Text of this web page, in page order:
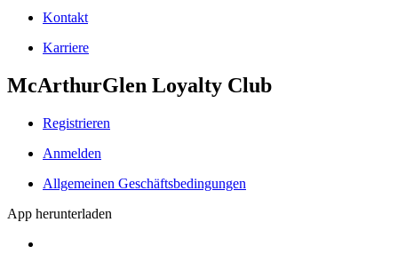
Kontakt
Karriere
McArthurGlen Loyalty Club
Registrieren
Anmelden
Allgemeinen Geschäftsbedingungen
App herunterladen